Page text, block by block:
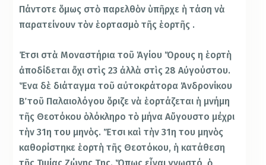
Πάντοτε ὅμως στὸ παρελθὸν ὑπῆρχε ἡ τάση νὰ
παρατείνουν τὸν ἑορτασμὸ τῆς ἑορτῆς .
Έτσι στὰ Μοναστήρια τοῦ Ἁγίου Ὄρους η ἑορτὴ
ἀποδίδεται ὄχι στὶς 23 ἀλλὰ στὶς 28 Αὐγούστου.
Ἕνα δὲ διάταγμα τοῦ αὐτοκράτορα Ἀνδρονίκου
Β΄ τοῦ Παλαιολόγου ὅριζε νὰ ἑορτάζεται ἡ μνήμη
τῆς Θεοτόκου ὁλόκληρο τὸ μήνα Αὔγουστο μέχρι
τὴν 31η του μηνὸς. Ἔτσι καὶ τὴν 31η του μηνὸς
καθορίστηκε ἑορτὴ τῆς Θεοτόκου, ἡ κατάθεση